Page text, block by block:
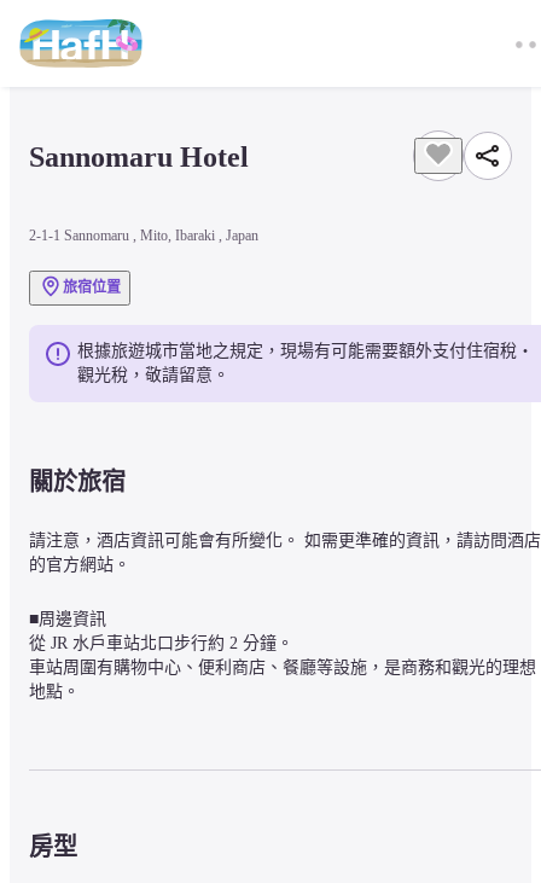
Sannomaru Hotel
2-1-1 Sannomaru , Mito, Ibaraki , Japan
旅宿位置
根據旅遊城市當地之規定，現場有可能需要額外支付住宿稅・
觀光稅，敬請留意。
關於旅宿
請注意，酒店資訊可能會有所變化。 如需更準確的資訊，請訪問酒店
的官方網站。
■周邊資訊
從 JR 水戶車站北口步行約 2 分鐘。
車站周圍有購物中心、便利商店、餐廳等設施，是商務和觀光的理想
地點。
■關於設施
本飯店在此迎賓已超過 50 年。
房型